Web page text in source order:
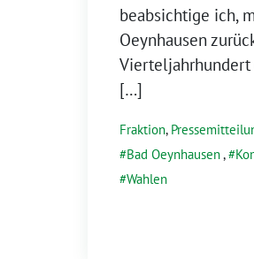
beabsichtige ich,
Oeynhausen
[…]
Fraktion,
Bad Oeynhausen,
Wahlen